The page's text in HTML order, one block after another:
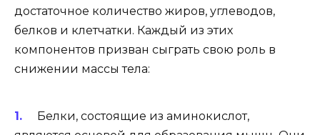
достаточное количество жиров, углеводов,
белков и клетчатки. Каждый из этих
компонентов призван сыграть свою роль в
снижении массы тела:
Белки, состоящие из аминокислот,